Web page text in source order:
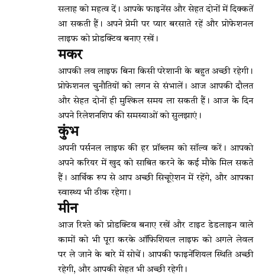
सलाह को महत्व दें। आपके फाइनेंस और सेहत दोनों में दिक्कतें
आ सकती हैं। अपने प्रेमी पर प्यार बरसाते रहें और प्रोफेशनल
लाइफ को प्रोडक्टिव बनाए रखें।
मकर
आपकी लव लाइफ बिना किसी परेशानी के बहुत अच्छी रहेगी।
प्रोफेशनल चुनौतियों को लगन से संभालें। आज आपकी दौलत
और सेहत दोनों ही मुश्किल समय ला सकती हैं। आज के दिन
अपने रिलेशनशिप की समस्याओं को सुलझाएं।
कुंभ
अपनी पर्सनल लाइफ की हर प्रॉब्लम को सॉल्व करें। आपको
अपने करियर में खुद को साबित करने के कई मौके मिल सकते
हैं। आर्थिक रूप से आप अच्छी सिचूऐशन में रहेंगे, और आपका
स्वास्थ्य भी ठीक रहेगा।
मीन
आज रिश्ते को प्रोडक्टिव बनाए रखें और टाइट डेडलाइन वाले
कामों को भी पूरा करके ऑफिशियल लाइफ को अगले लेवल
पर ले जाने के बारे में सोचें। आपकी फाइनेंशियल स्थिति अच्छी
रहेगी, और आपकी सेहत भी अच्छी रहेगी।